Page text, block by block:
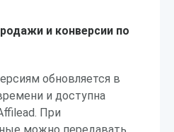
и конверсии по
обновляется в
и доступна
При